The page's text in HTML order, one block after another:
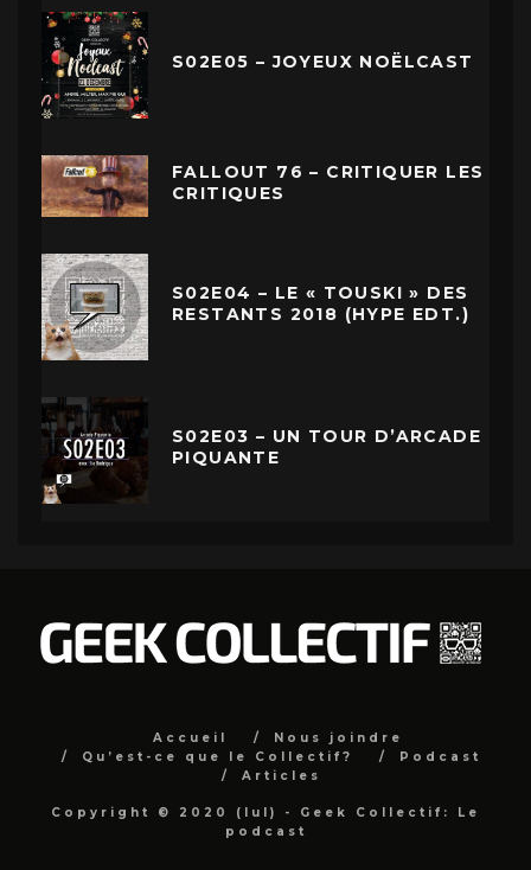
S02E05 – JOYEUX NOËLCAST
FALLOUT 76 – CRITIQUER LES
CRITIQUES
S02E04 – LE « TOUSKI » DES
RESTANTS 2018 (HYPE EDT.)
S02E03 – UN TOUR D’ARCADE
PIQUANTE
Accueil
Nous joindre
Qu’est-ce que le Collectif?
Podcast
Articles
Copyright © 2020 (lul) - Geek Collectif: Le
podcast